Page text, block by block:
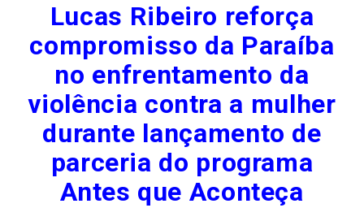
Lucas Ribeiro reforça
compromisso da Paraíba
no enfrentamento da
violência contra a mulher
durante lançamento de
parceria do programa
Antes que Aconteça